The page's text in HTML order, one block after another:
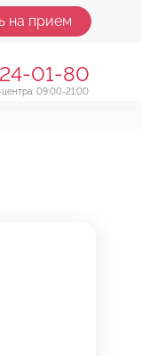
на прием
01-80
09:00-21:00